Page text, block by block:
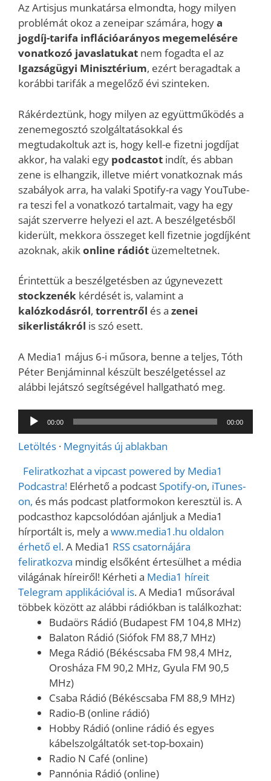
Az Artisjus munkatársa elmondta, hogy milyen
problémát okoz a zeneipar számára, hogya
jogdíj-tarifa inflációarányos megemelésére
vonatkozó javaslatukat nem fogadta el az
Igazságügyi Minisztérium, ezért beragadtak a
korábbi tarifák a megelőző évi szinteken.
Rákérdeztünk, hogy milyen az együttműködés a
zenemegosztó szolgáltatásokkal és
megtudakoltuk azt is, hogy kell-e fizetni jogdíjat
akkor, ha valaki egy podcastot indít, és abban
zene is elhangzik, illetve miért vonatkoznak más
szabályok arra, ha valaki Spotify-ra vagy YouTube-
ra teszi fel a vonatkozó tartalmait, vagy ha egy
saját szerverre helyezi el azt. A beszélgetésből
kiderült, mekkora összeget kell fizetnie jogdíjként
azoknak, akikonline rádiót üzemeltetnek.
Érintettük a beszélgetésben az úgynevezett
stockzenék kérdését is, valamint a
kalózkodásról, torrentről és a zenei
sikerlistákról is szó esett.
A Media1 május 6-i műsora, benne a teljes, Tóth
Péter Benjáminnal készült beszélgetéssel az
alábbi lejátszó segítségével hallgatható meg.
Audió
lejátszó
00:00 00:00
Letöltés · Megnyitás új ablakban
Feliratkozhat a vipcast powered by Media1
Podcastra! Elérhető a podcastSpotify-on, iTunes-
on, és más podcast platformokon keresztül is. A
podcasthoz kapcsolódóan ajánljuk a Media1
hírportált is, mely a www.media1.hu oldalon
érhető el. A Media1 RSS csatornájára
feliratkozva mindig elsőként értesülhet a média
világának híreiről! Kérheti a Media1 híreit
Telegram applikációval is. A Media1 műsorával
többek között az alábbi rádiókban is találkozhat:
Budaörs Rádió (Budapest FM 104,8 MHz)
Balaton Rádió (Siófok FM 88,7 MHz)
Mega Rádió (Békéscsaba FM 98,4 MHz,
Orosháza FM 90,2 MHz, Gyula FM 90,5
MHz)
Csaba Rádió (Békéscsaba FM 88,9 MHz)
Radio-B (online rádió)
Hobby Rádió (online rádió és egyes
kábelszolgáltatók set-top-boxain)
Radio N Café (online)
Pannónia Rádió (online)